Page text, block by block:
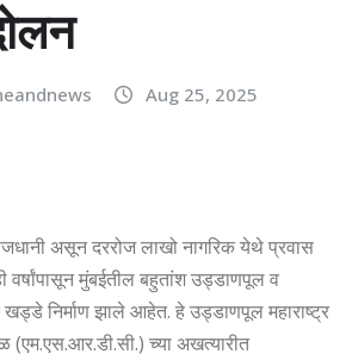
Aug 25, 2025
असून दररोज लाखो नागरिक येथे प्रवास
वर्षांपासून मुंबईतील बहुतांश उड्डाणपूल व
खड्डे निर्माण झाले आहेत. हे उड्डाणपूल महाराष्ट्र
(एम.एस.आर.डी.सी.) च्या अखत्यारीत